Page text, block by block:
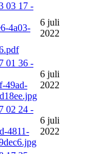
03 17 -
4a03-
6 juli
2022
01 36 -
49ad-
6 juli
2022
02 24 -
4811-
6 juli
2022